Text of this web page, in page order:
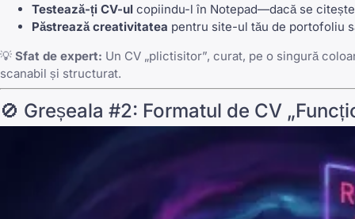
Testează-ți CV-ul copiindu-l în Notepad—dacă se
Păstrează creativitatea pentru site-ul tău de portofoliu
💡 Sfat de expert: Un CV „plictisitor”, curat, pe o singură
scanabil și structurat.
🚫 Greșeala #2: Formatul de CV